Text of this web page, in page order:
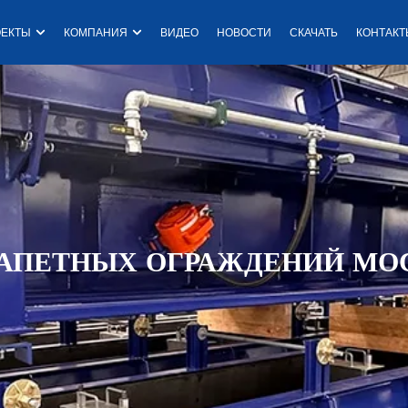
Open Проекты
КОМПАНИЯ Open Компания
ВИДЕО НОВОСТИ СКАЧАТЬ
EN
ОГРАЖДЕНИЙ